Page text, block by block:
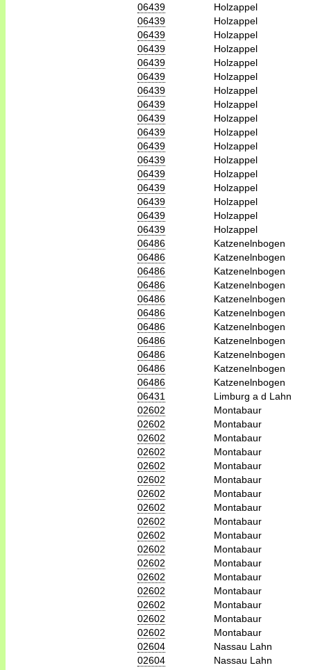
06439
Holzappel
06439
Holzappel
06439
Holzappel
06439
Holzappel
06439
Holzappel
06439
Holzappel
06439
Holzappel
06439
Holzappel
06439
Holzappel
06439
Holzappel
06439
Holzappel
06439
Holzappel
06439
Holzappel
06439
Holzappel
06439
Holzappel
06439
Holzappel
06439
Holzappel
06486
Katzenelnbogen
06486
Katzenelnbogen
06486
Katzenelnbogen
06486
Katzenelnbogen
06486
Katzenelnbogen
06486
Katzenelnbogen
06486
Katzenelnbogen
06486
Katzenelnbogen
06486
Katzenelnbogen
06486
Katzenelnbogen
06486
Katzenelnbogen
06431
Limburg a d Lahn
02602
Montabaur
02602
Montabaur
02602
Montabaur
02602
Montabaur
02602
Montabaur
02602
Montabaur
02602
Montabaur
02602
Montabaur
02602
Montabaur
02602
Montabaur
02602
Montabaur
02602
Montabaur
02602
Montabaur
02602
Montabaur
02602
Montabaur
02602
Montabaur
02602
Montabaur
02604
Nassau Lahn
02604
Nassau Lahn